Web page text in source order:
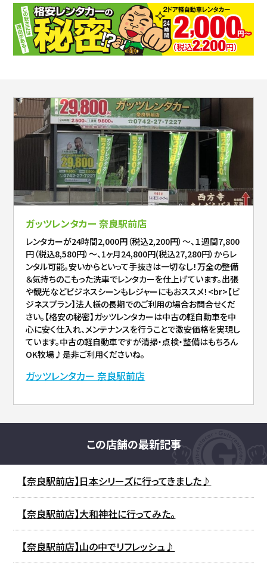
ガッツレンタカー 奈良駅前店
レンタカーが24時間2,000円（税込2,200円）～、１週間7,800
円（税込8,580円）～、1ヶ月24,800円(税込27,280円）からレ
ンタル可能。安いからといって手抜きは一切なし！万全の整備
＆気持ちのこもった洗車でレンタカーを仕上げています。出張
や観光などビジネスシーンもレジャーにもおススメ！<br>【ビ
ジネスプラン】法人様の長期でのご利用の場合お問合せくだ
さい。【格安の秘密】ガッツレンタカーは中古の軽自動車を中
心に安く仕入れ、メンテナンスを行うことで激安価格を実現し
ています。中古の軽自動車ですが清掃・点検・整備はもちろん
OK牧場♪是非ご利用くださいね。
ガッツレンタカー 奈良駅前店
この店舗の最新記事
【奈良駅前店】日本シリーズに行ってきました♪
【奈良駅前店】大和神社に行ってみた。
【奈良駅前店】山の中でリフレッシュ♪